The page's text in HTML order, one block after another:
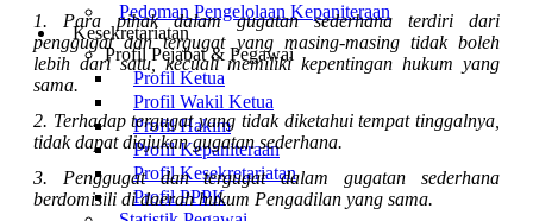
Pedoman Pengelolaan Kepaniteraan
Kesekretariatan
Profil Pejabat & Pegawai
Profil Ketua
Profil Wakil Ketua
Profil Hakim
Profil Kepaniteraan
Profil Kesekretariatan
Profil PPPK
1. Para pihak dalam gugatan sederhana terdiri dari
penggugat dan tergugat yang masing-masing tidak boleh
lebih dari satu, kecuali memiliki kepentingan hukum yang
sama.
2. Terhadap tergugat yang tidak diketahui tempat tinggalnya,
tidak dapat diajukan gugatan sederhana.
3. Penggugat dan tergugat dalam gugatan sederhana
berdomisili di daerah hukum Pengadilan yang sama.